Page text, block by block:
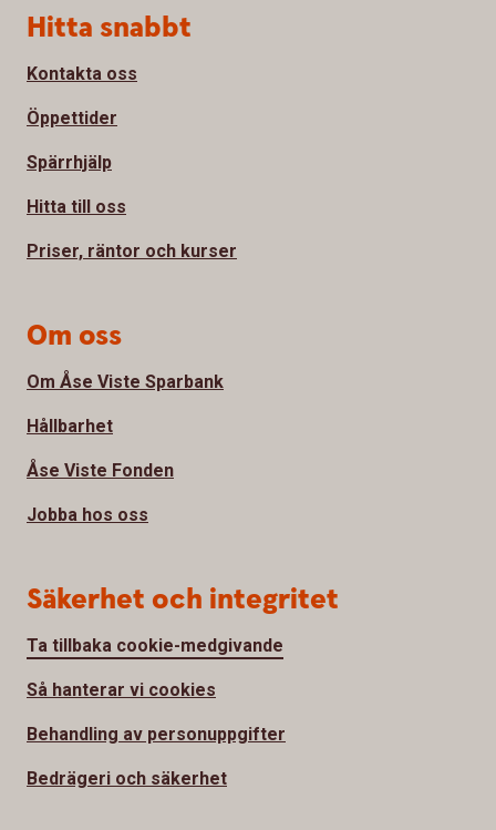
Sidfot
Hitta snabbt
Kontakta oss
Öppettider
Spärrhjälp
Hitta till oss
Priser, räntor och kurser
Om oss
Om Åse Viste Sparbank
Hållbarhet
Åse Viste Fonden
Jobba hos oss
Säkerhet och integritet
Ta tillbaka cookie-medgivande
Så hanterar vi cookies
Behandling av personuppgifter
Bedrägeri och säkerhet